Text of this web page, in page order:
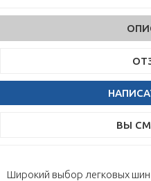
ВЫ
Широкий выбор легковых